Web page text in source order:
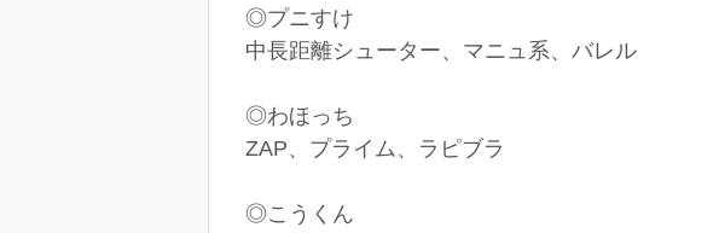
◎プニすけ
中長距離シューター、マニュ系、バレル
◎わほっち
ZAP、プライム、ラピブラ
◎こうくん